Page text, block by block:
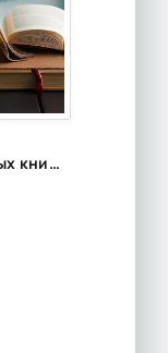
17 отличных книг, которые вы могли пропустить. Что почитать интересного